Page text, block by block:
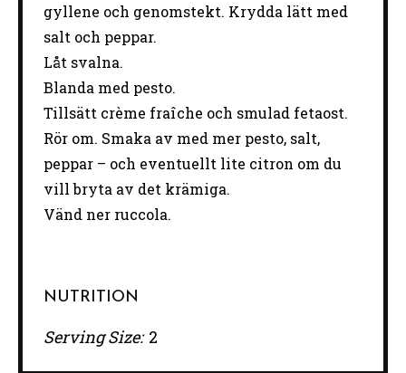
gyllene och genomstekt. Krydda lätt med
salt och peppar.
Låt svalna.
Blanda med pesto.
Tillsätt crème fraîche och smulad fetaost.
Rör om. Smaka av med mer pesto, salt,
peppar – och eventuellt lite citron om du
vill bryta av det krämiga.
Vänd ner ruccola.
NUTRITION
Serving Size: 2